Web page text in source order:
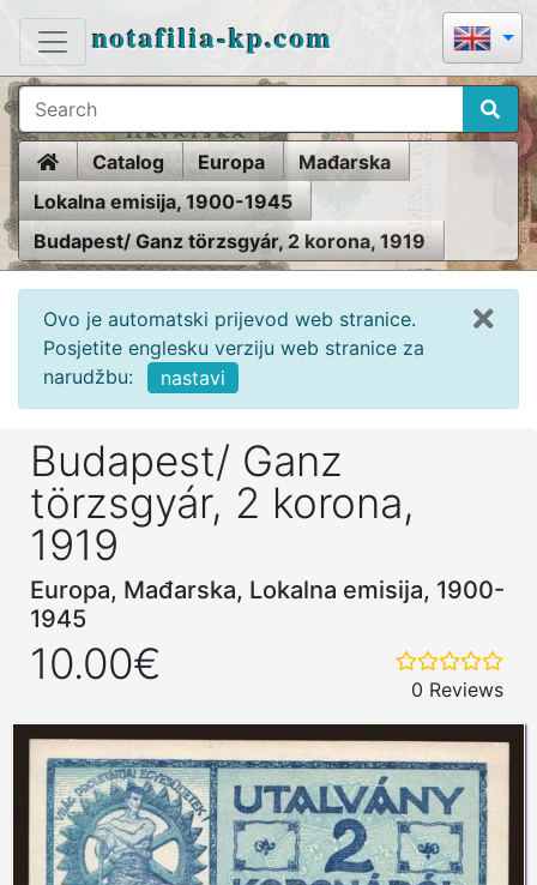
notafilia-kp.com
HomeCatalog Europa
Mađarska
Lokalna emisija, 1900-1945
Budapest/ Ganz törzsgyár, 2 korona, 1919
Ovo je automatski prijevod web stranice.
Posjetite englesku verziju web stranice za
narudžbu:
nastavi
Budapest/ Ganz
törzsgyár, 2 korona,
1919
Europa, Mađarska, Lokalna emisija, 1900-
1945
10.00€
0 Reviews